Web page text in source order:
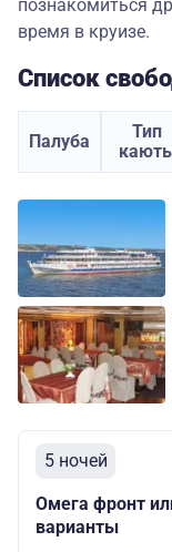
познакомиться
время в круизе.
Список
Палуба
Тип
5 ночей
Омега фронт
варианты